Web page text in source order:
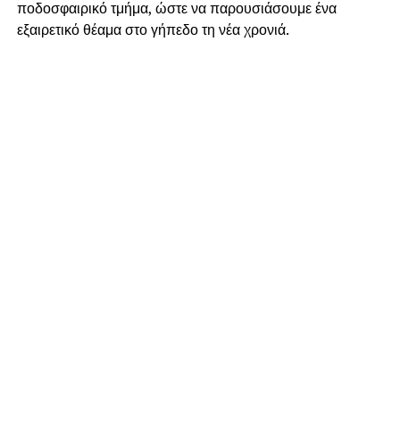
ποδοσφαιρικό τμήμα, ώστε να παρουσιάσουμε ένα
εξαιρετικό θέαμα στο γήπεδο τη νέα χρονιά.